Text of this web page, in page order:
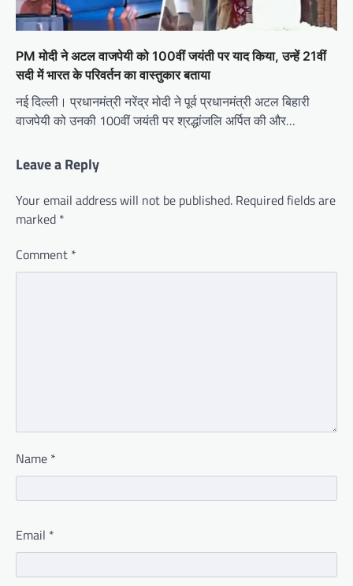
PM मोदी ने अटल वाजपेयी को 100वीं जयंती पर याद किया, उन्हें 21वीं
सदी में भारत के परिवर्तन का वास्तुकार बताया
नई दिल्ली। प्रधानमंत्री नरेंद्र मोदी ने पूर्व प्रधानमंत्री अटल बिहारी
वाजपेयी को उनकी 100वीं जयंती पर श्रद्धांजलि अर्पित की और…
Leave a Reply
Your email address will not be published. Required fields are
marked *
Comment *
Name *
Email *